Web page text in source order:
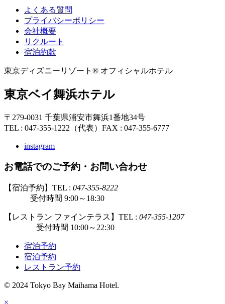
よくある質問
プライバシーポリシー
会社概要
リクルート
宿泊約款
東京ディズニーリゾート® オフィシャルホテル
東京ベイ舞浜ホテル
〒279-0031 千葉県浦安市舞浜1番地34号
TEL : 047-355-1222（代表） FAX : 047-355-6777
instagram
お電話でのご予約・お問い合わせ
【宿泊予約】TEL : 047-355-8222
受付時間 9:00～18:30
【レストラン ファインテラス】TEL : 047-355-1207
受付時間 10:00～22:30
宿泊予約
宿泊予約
レストラン予約
© 2024 Tokyo Bay Maihama Hotel.
×